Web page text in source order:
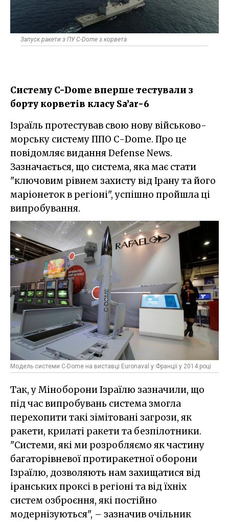
Запуск ракети з ПУ C-Dome з корвета
Систему C-Dome вперше тестували з
борту корветів класу Sa’ar-6
Ізраїль протестував свою нову військово-
морську систему ППО С-Dome. Про це
повідомляє видання Defense News.
Зазначається, що система, яка має стати
"ключовим рівнем захисту від Ірану та його
маріонеток в регіоні", успішно пройшла ці
випробування.
Модель системи C-Dome на виставці Euronaval у Франції у 2014 році
Так, у Міноборони Ізраїлю зазначили, що
під час випробувань система змогла
перехопити такі зімітовані загрози, як
ракети, крилаті ракети та безпілотники.
"Системи, які ми розробляємо як частину
багаторівневої протиракетної оборони
Ізраїлю, дозволяють нам захищатися від
іранських проксі в регіоні та від їхніх
систем озброєння, які постійно
модернізуються", – зазначив очільник